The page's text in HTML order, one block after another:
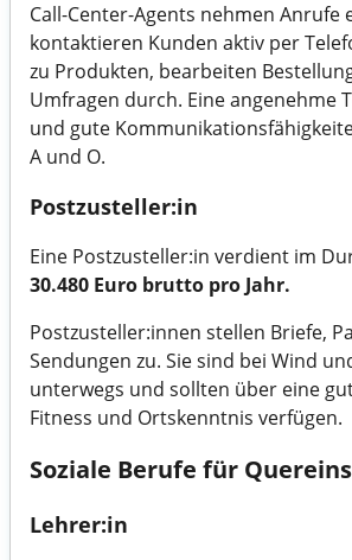
Call-Center-Agents nehmen Anrufe
kontaktieren Kunden aktiv per
zu Produkten, bearbeiten
Umfragen durch. Eine angenehme
und gute
A und O.
Postzusteller:in
Eine Postzusteller:in verdient im
30.480 Euro brutto pro Jahr.
Postzusteller:innen stellen Briefe,
Sendungen zu. Sie sind bei Wind
unterwegs und sollten über eine
Fitness und Ortskenntnis verfügen.
Soziale Berufe für
Lehrer:in